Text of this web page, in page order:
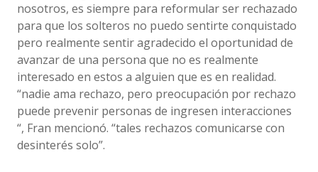
nosotros, es siempre para reformular ser rechazado
para que los solteros no puedo sentirte conquistado
pero realmente sentir agradecido el oportunidad de
avanzar de una persona que no es realmente
interesado en estos a alguien que es en realidad.
“nadie ama rechazo, pero preocupación por rechazo
puede prevenir personas de ingresen interacciones
“, Fran mencionó. “tales rechazos comunicarse con
desinterés solo”.